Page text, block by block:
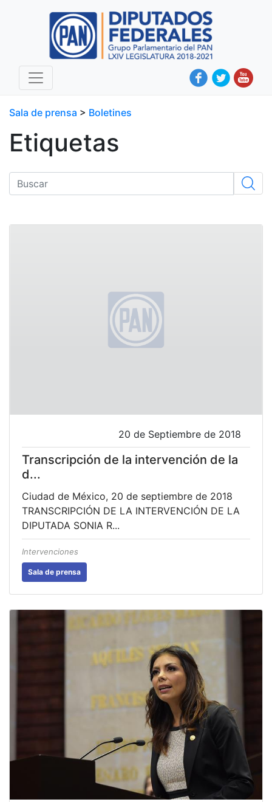
Sala de prensa > Boletines
Etiquetas
20 de Septiembre de 2018
Transcripción de la intervención de la
d...
Ciudad de México, 20 de septiembre de 2018
TRANSCRIPCIÓN DE LA INTERVENCIÓN DE LA
DIPUTADA SONIA R...
Intervenciones
Sala de prensa